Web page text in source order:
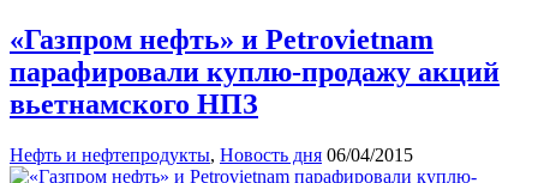
«Газпром нефть» и Petrovietnam
парафировали куплю-продажу акций
вьетнамского НПЗ
Нефть и нефтепродукты, Новость дня 06/04/2015